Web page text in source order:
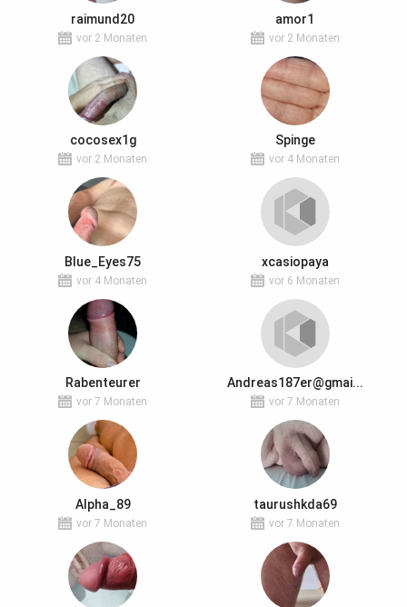
raimund20
vor 2 Monaten
amor1
vor 2 Monaten
cocosex1g
vor 2 Monaten
Spinge
vor 4 Monaten
Blue_Eyes75
vor 4 Monaten
xcasiopaya
vor 6 Monaten
Rabenteurer
vor 7 Monaten
Andreas187er@gmai...
vor 7 Monaten
Alpha_89
vor 7 Monaten
taurushkda69
vor 7 Monaten